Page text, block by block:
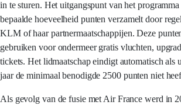
in te sturen. Het uitgangspunt van het
bepaalde hoeveelheid punten verzamelt door
KLM of haar partnermaatschappijen. Deze
gebruiken voor ondermeer gratis vluchten,
tickets. Het lidmaatschap eindigt automatisch als
jaar de minimaal benodigde 2500 punten niet
Als gevolg van de fusie met Air France werd in